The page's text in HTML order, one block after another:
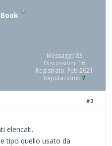
Messaggi: 83
Discussioni: 16
Registrato: Feb 2021
Reputazione: 7
#2
elencati.
tipo quello usato da